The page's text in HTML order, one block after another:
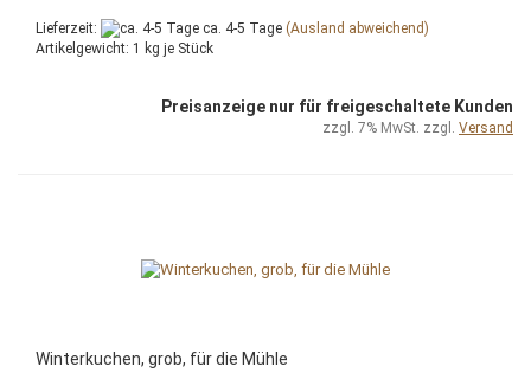
Lieferzeit: ca. 4-5 Tage (Ausland abweichend)
Artikelgewicht: 1 kg je Stück
Preisanzeige nur für freigeschaltete Kunden
zzgl. 7% MwSt. zzgl. Versand
Winterkuchen, grob, für die Mühle